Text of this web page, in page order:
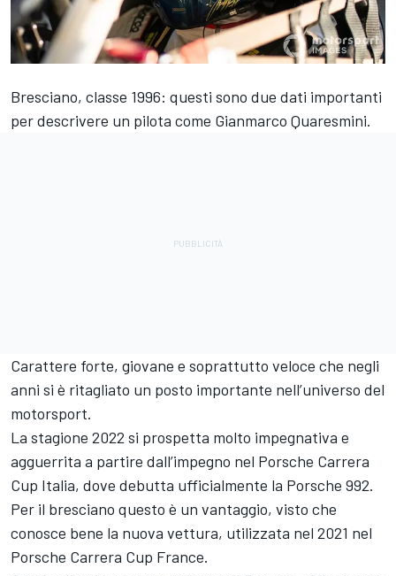
Bresciano, classe 1996: questi sono due dati importanti
per descrivere un pilota come Gianmarco Quaresmini.
Carattere forte, giovane e soprattutto veloce che negli
anni si è ritagliato un posto importante nell’universo del
motorsport.
La stagione 2022 si prospetta molto impegnativa e
agguerrita a partire dall’impegno nel Porsche Carrera
Cup Italia, dove debutta ufficialmente la Porsche 992.
Per il bresciano questo è un vantaggio, visto che
conosce bene la nuova vettura, utilizzata nel 2021 nel
Porsche Carrera Cup France.